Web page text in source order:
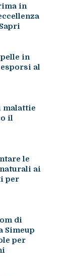
in
in
al
malattie
il
le
ai
per
di
Simeup
per